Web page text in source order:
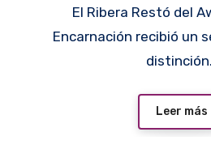
El Ribera Restó del Awa Resort de
Encarnación recibió un
Leer más